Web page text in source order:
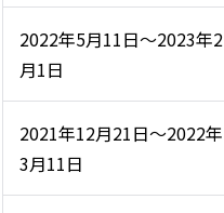
2022年5月11日～2023年2
月1日
2021年12月21日～2022年
3月11日